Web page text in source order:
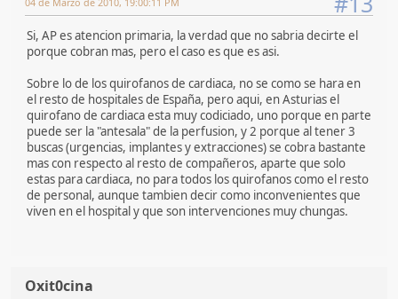
Si, AP es atencion primaria, la verdad que no sabria decirte el
porque cobran mas, pero el caso es que es asi.
Sobre lo de los quirofanos de cardiaca, no se como se hara en
el resto de hospitales de España, pero aqui, en Asturias el
quirofano de cardiaca esta muy codiciado, uno porque en parte
puede ser la "antesala" de la perfusion, y 2 porque al tener 3
buscas (urgencias, implantes y extracciones) se cobra bastante
mas con respecto al resto de compañeros, aparte que solo
estas para cardiaca, no para todos los quirofanos como el resto
de personal, aunque tambien decir como inconvenientes que
viven en el hospital y que son intervenciones muy chungas.
Oxit0cina